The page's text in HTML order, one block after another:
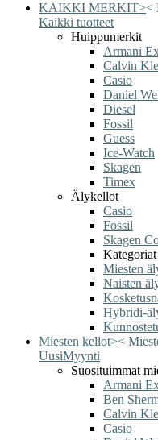
KAIKKI MERKIT><
Kaikki tuotteet
Huippumerkit
Armani
Calvin
Casio
Daniel
Diesel
Fossil
Guess
Ice-Watch
Skagen
Timex
Älykellot
Casio
Fossil
Skagen
Kategoriat
Miesten
Naisten
Hybridi-
Miesten kellot><
UusiMyynti
Suosituimmat
Armani
Ben
Calvin
Casio